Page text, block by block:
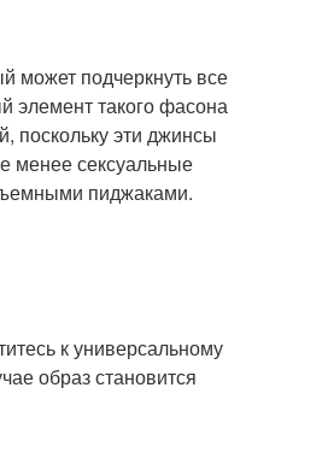
может подчеркнуть все
элемент такого фасона
поскольку эти джинсы
менее сексуальные
пиджаками.
к универсальному
образ становится